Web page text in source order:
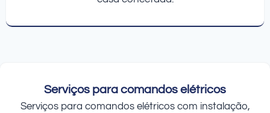
Serviços para comandos elétricos
Serviços para comandos elétricos com instalação,